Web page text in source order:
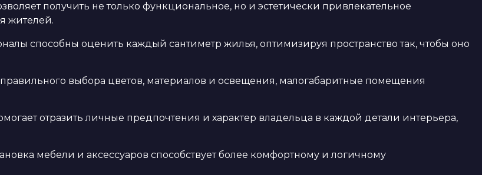
получить не только функциональное, но и эстетически привлекательное
жителей.
способны оценить каждый сантиметр жилья, оптимизируя пространство так, чтобы оно
выбора цветов, материалов и освещения, малогабаритные помещения
отразить личные предпочтения и характер владельца в каждой детали интерьера,
мебели и аксессуаров способствует более комфортному и логичному